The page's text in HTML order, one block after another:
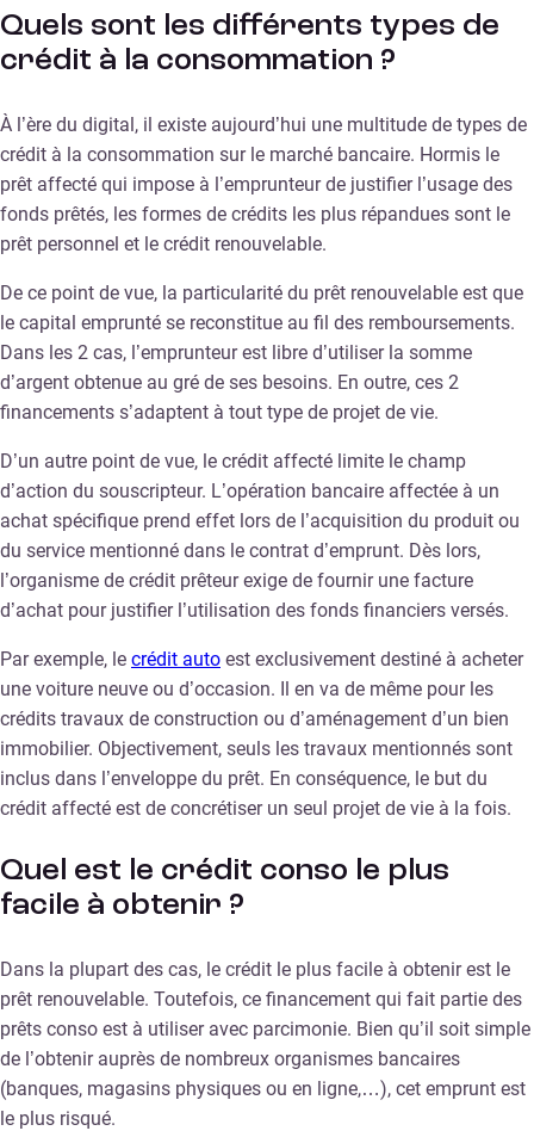
Quels sont les différents types de
crédit à la consommation ?
À l’ère du digital, il existe aujourd’hui une multitude de types de
crédit à la consommation sur le marché bancaire. Hormis le
prêt affecté qui impose à l’emprunteur de justifier l’usage des
fonds prêtés, les formes de crédits les plus répandues sont le
prêt personnel et le crédit renouvelable.
De ce point de vue, la particularité du prêt renouvelable est que
le capital emprunté se reconstitue au fil des remboursements.
Dans les 2 cas, l’emprunteur est libre d’utiliser la somme
d’argent obtenue au gré de ses besoins. En outre, ces 2
financements s’adaptent à tout type de projet de vie.
D’un autre point de vue, le crédit affecté limite le champ
d’action du souscripteur. L’opération bancaire affectée à un
achat spécifique prend effet lors de l’acquisition du produit ou
du service mentionné dans le contrat d’emprunt. Dès lors,
l’organisme de crédit prêteur exige de fournir une facture
d’achat pour justifier l’utilisation des fonds financiers versés.
Par exemple, le crédit auto est exclusivement destiné à acheter
une voiture neuve ou d’occasion. Il en va de même pour les
crédits travaux de construction ou d’aménagement d’un bien
immobilier. Objectivement, seuls les travaux mentionnés sont
inclus dans l’enveloppe du prêt. En conséquence, le but du
crédit affecté est de concrétiser un seul projet de vie à la fois.
Quel est le crédit conso le plus
facile à obtenir ?
Dans la plupart des cas, le crédit le plus facile à obtenir est le
prêt renouvelable. Toutefois, ce financement qui fait partie des
prêts conso est à utiliser avec parcimonie. Bien qu’il soit simple
de l’obtenir auprès de nombreux organismes bancaires
(banques, magasins physiques ou en ligne,…), cet emprunt est
le plus risqué.